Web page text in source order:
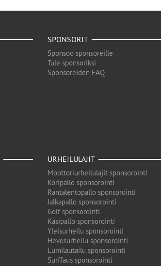
SPONSORIT
Sponsoo sponsoreille
Tule sponsoriksi
Sponsoreiden FAQ
URHEILULAJIT
Moottoriurheilulajit sponsorointi
Koripallo sponsorointi
Rantalentopallo sponsorointi
Jalkapallo sponsorointi
Golf sponsorointi
Käsipallo sponsorointi
Yleisurheilu sponsorointi
Hevosurheilu sponsorointi
Lumilautailu sponsorointi
Surffaus sponsorointi